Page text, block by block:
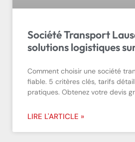
Société Transport
solutions logistiques
Comment choisir une société
fiable. 5 critères clés, tarifs
pratiques. Obtenez votre devis
LIRE L'ARTICLE »